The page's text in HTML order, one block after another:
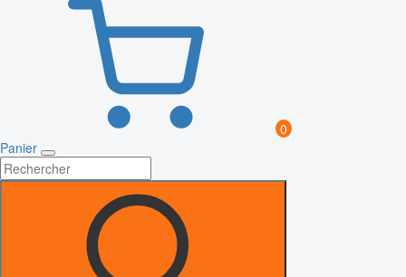
0
Panier